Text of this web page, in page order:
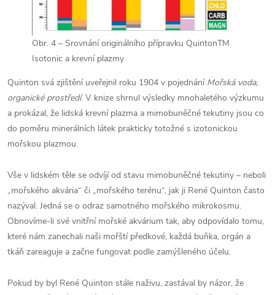
Obr. 4 – Srovnání originálního přípravku QuintonTM
Isotonic a krevní plazmy
Quinton svá zjištění uveřejnil roku 1904 v pojednání Mořská voda,
organické prostředí. V knize shrnul výsledky mnohaletého výzkumu
a prokázal, že lidská krevní plazma a mimobuněčné tekutiny jsou co
do poměru minerálních látek prakticky totožné s izotonickou
mořskou plazmou.
Vše v lidském těle se odvíjí od stavu mimobuněčné tekutiny – neboli
„mořského akvária“ či „mořského terénu“, jak ji René Quinton často
nazýval. Jedná se o odraz samotného mořského mikrokosmu.
Obnovíme-li své vnitřní mořské akvárium tak, aby odpovídalo tomu,
které nám zanechali naši mořští předkové, každá buňka, orgán a
tkáň zareaguje a začne fungovat podle zamýšleného účelu.
Pokud by byl René Quinton stále naživu, zastával by názor, že